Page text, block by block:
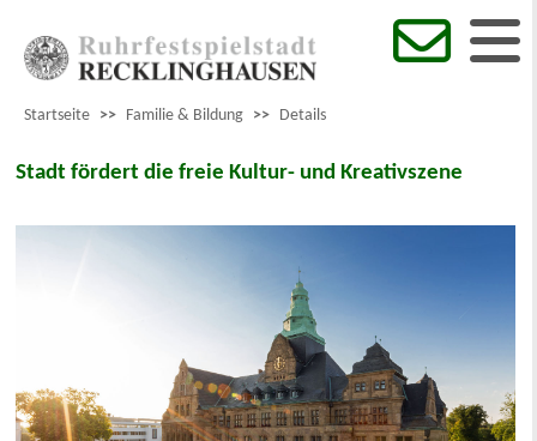
Startseite >> Familie & Bildung >> Details
Stadt fördert die freie Kultur- und Kreativszene